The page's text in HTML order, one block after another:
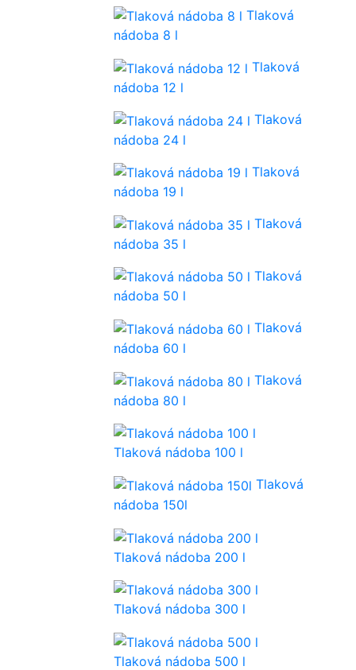
Tlaková
nádoba 8 l
Tlaková
nádoba 12 l
Tlaková
nádoba 24 l
Tlaková
nádoba 19 l
Tlaková
nádoba 35 l
Tlaková
nádoba 50 l
Tlaková
nádoba 60 l
Tlaková
nádoba 80 l
Tlaková nádoba 100 l
Tlaková
nádoba 150l
Tlaková nádoba 200 l
Tlaková nádoba 300 l
Tlaková nádoba 500 l